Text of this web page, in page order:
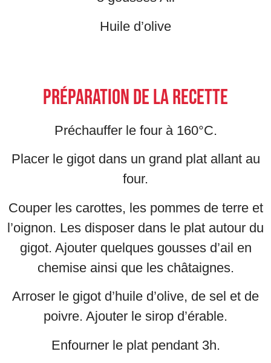
Huile d’olive
Préparation de la recette
Préchauffer le four à 160°C.
Placer le gigot dans un grand plat allant au
four.
Couper les carottes, les pommes de terre et
l’oignon. Les disposer dans le plat autour du
gigot. Ajouter quelques gousses d’ail en
chemise ainsi que les châtaignes.
Arroser le gigot d’huile d’olive, de sel et de
poivre. Ajouter le sirop d’érable.
Enfourner le plat pendant 3h.